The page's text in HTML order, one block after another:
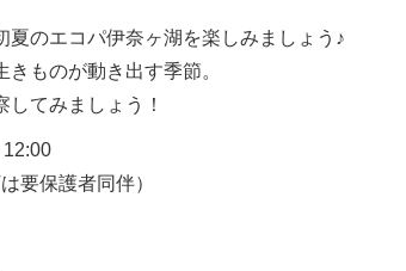
夏のエコパ伊奈ヶ湖を楽しみましょう♪
ものが動き出す季節。
てみましょう！
要保護者同伴）